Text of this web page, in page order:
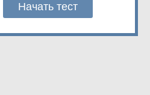
Начать тест